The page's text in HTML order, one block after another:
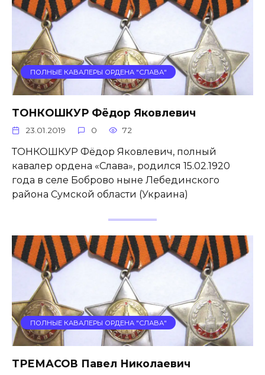
ПОЛНЫЕ КАВАЛЕРЫ ОРДЕНА "СЛАВА"
ТОНКОШКУР Фёдор Яковлевич
23.01.2019 0 72
ТОНКОШКУР Фёдор Яковлевич, полный
кавалер ордена «Слава», родился 15.02.1920
года в селе Боброво ныне Лебединского
района Сумской области (Украина)
ПОЛНЫЕ КАВАЛЕРЫ ОРДЕНА "СЛАВА"
ТРЕМАСОВ Павел Николаевич